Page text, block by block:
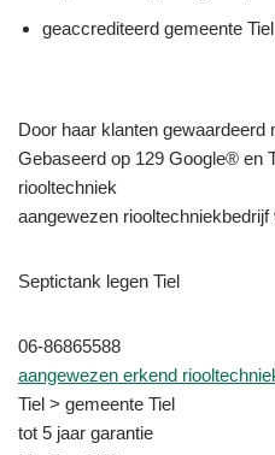
geaccrediteerd gemeente Tiel
Door haar klanten gewaardeerd
Gebaseerd op 129 Google® en
riooltechniek
aangewezen
Septictank legen Tiel
06-86865588
aangewezen erkend
Tiel > gemeente Tiel
tot 5 jaar garantie